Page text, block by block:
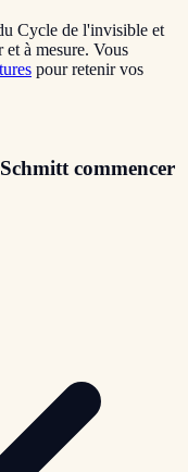
Cycle de l'invisible et
et à mesure. Vous
pour retenir vos
commencer